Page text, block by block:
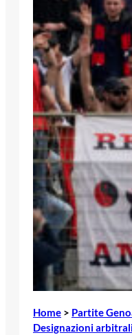
Home > Partite
Designazioni